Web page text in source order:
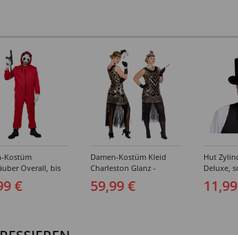
Kostüm
Overall, bis
€
Damen-Kostüm Kleid
Charleston Glanz -
Verschiedene Größen (S-
XXL)
59,99 €
Hut
Deluxe,